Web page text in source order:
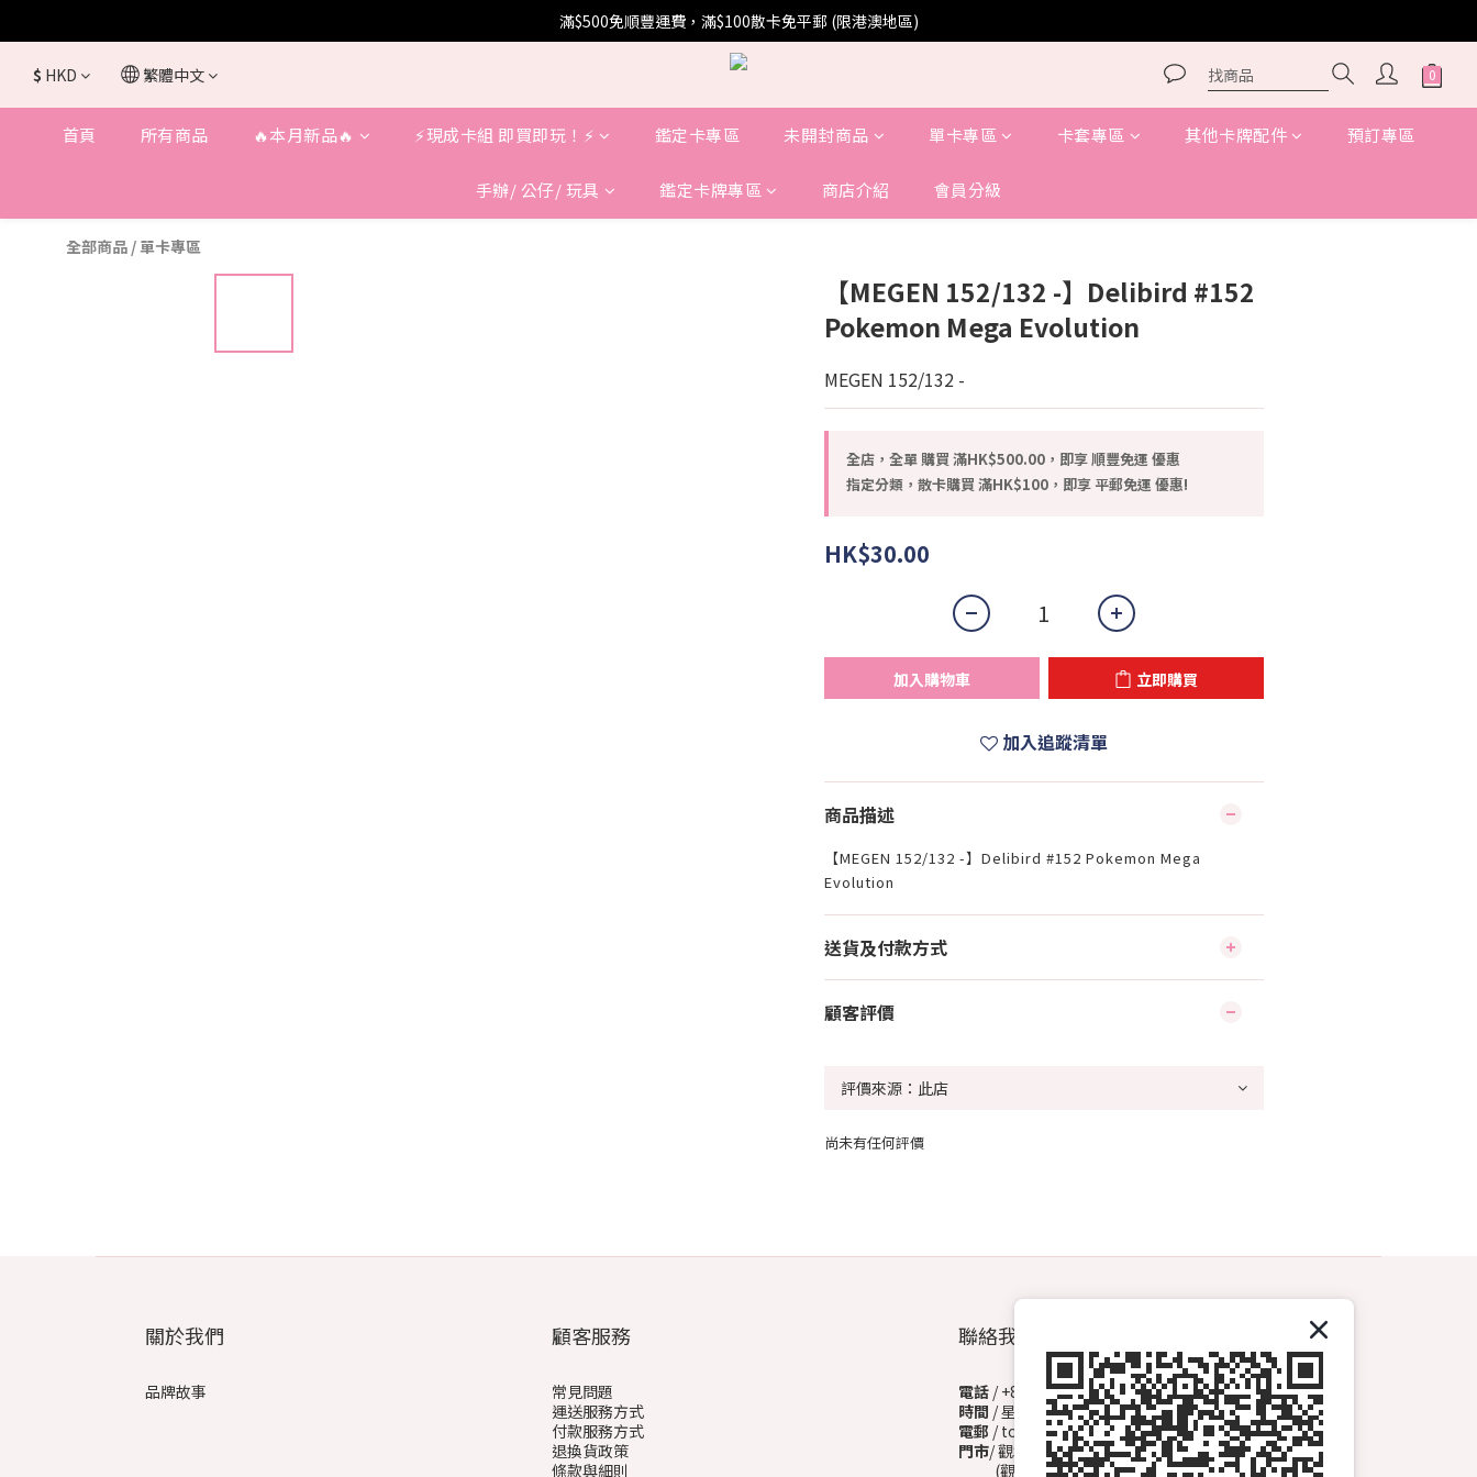
滿$500免順豐運費，滿$100散卡免平郵 (限港澳地區)
$ HKD 繁體中文
首頁 所有商品 🔥本月新品🔥 ⚡️現成卡組 即買即玩！⚡️ 鑑定卡專區 未開封商品 單卡專區 卡套專區 其他卡牌配件 預訂專區
手辦/ 公仔/ 玩具 鑑定卡牌專區 商店介紹 會員分級
全部商品 /單卡專區
【MEGEN 152/132 -】Delibird #152
Pokemon Mega Evolution
MEGEN 152/132 -
全店，全單 購買 滿HK$500.00，即享 順豐免運 優惠
指定分類，散卡購買 滿HK$100，即享 平郵免運 優惠!
HK$30.00
加入購物車 立即購買
加入追蹤清單
商品描述
【MEGEN 152/132 -】Delibird #152 Pokemon Mega
Evolution
送貨及付款方式
顧客評價
尚未有任何評價
關於我們
品牌故事
顧客服務
常見問題
運送服務方式
付款服務方式
退換貨政策
條款與細則
聯絡我們
電話 / +852 6572 3153（Whatsapp）
時間 / 星期一至日 13:00-00:00
電郵 / topdrawhkcs@gmail.com
門市/ 觀塘開源道72號溢財中心地下A2舖
(觀塘B1出口, 轉右天橋底)